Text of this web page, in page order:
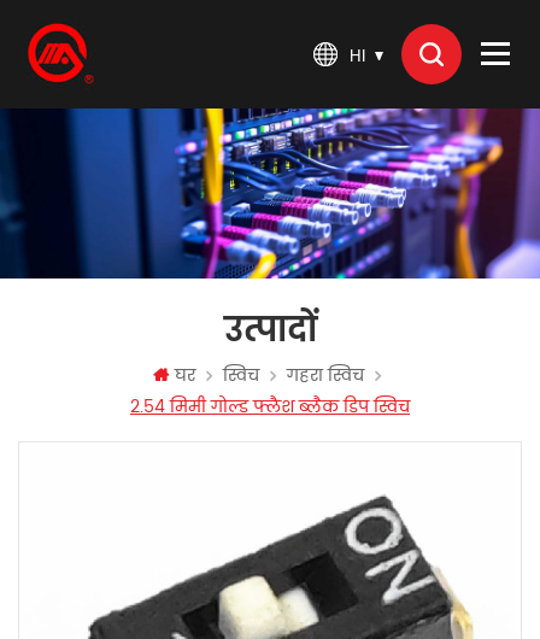
HI
उत्पादों
घर स्विच
गहरा स्विच
2.54 मिमी गोल्ड फ्लैश ब्लैक डिप स्विच